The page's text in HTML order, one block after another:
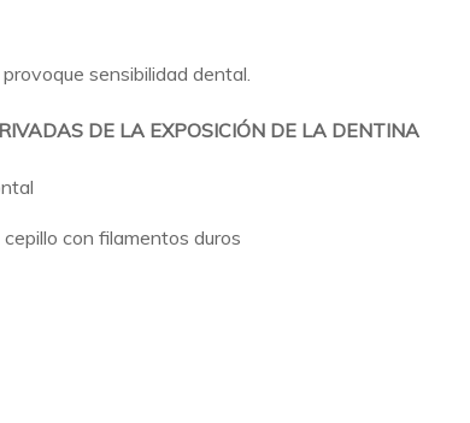
sensibilidad dental.
DE LA EXPOSICIÓN DE LA DENTINA
con filamentos duros